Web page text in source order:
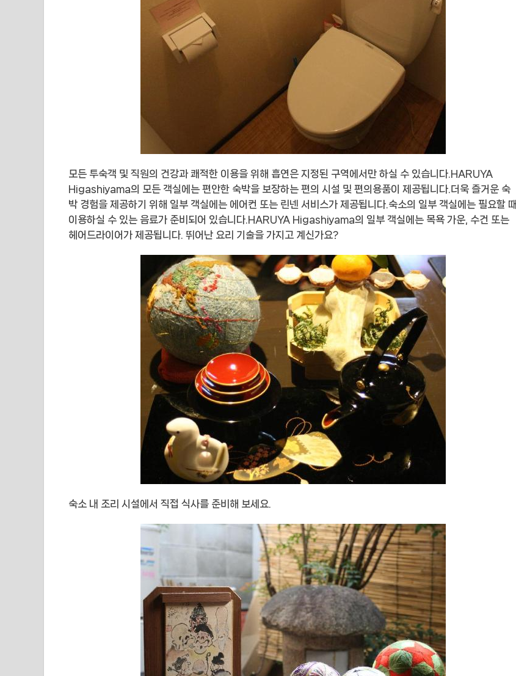
모든 투숙객 및 직원의 건강과 쾌적한 이용을 위해 흡연은 지정된 구역에서만 하실 수 있습니다.HARUYA
Higashiyama의 모든 객실에는 편안한 숙박을 보장하는 편의 시설 및 편의용품이 제공됩니다.더욱 즐거운 숙
박 경험을 제공하기 위해 일부 객실에는 에어컨 또는 린넨 서비스가 제공됩니다.숙소의 일부 객실에는 필요할 때
이용하실 수 있는 음료가 준비되어 있습니다.HARUYA Higashiyama의 일부 객실에는 목욕 가운, 수건 또는
헤어드라이어가 제공됩니다. 뛰어난 요리 기술을 가지고 계신가요?
숙소 내 조리 시설에서 직접 식사를 준비해 보세요.